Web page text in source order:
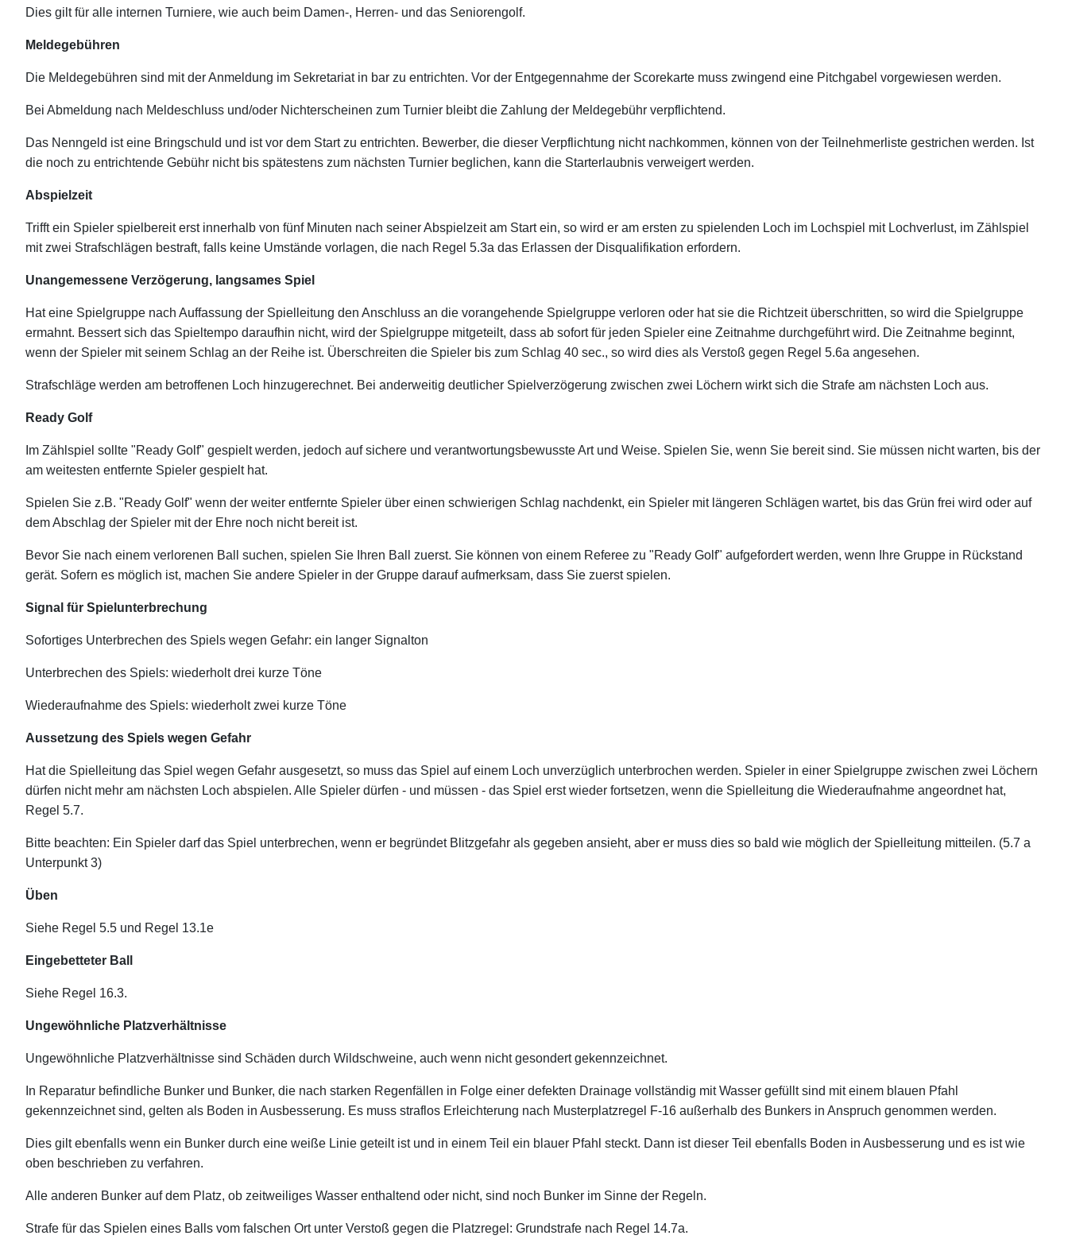
Dies gilt für alle internen Turniere, wie auch beim Damen-, Herren- und das Seniorengolf.
Meldegebühren
Die Meldegebühren sind mit der Anmeldung im Sekretariat in bar zu entrichten. Vor der Entgegennahme der Scorekarte muss zwingend eine Pitchgabel vorgewiesen werden.
Bei Abmeldung nach Meldeschluss und/oder Nichterscheinen zum Turnier bleibt die Zahlung der Meldegebühr verpflichtend.
Das Nenngeld ist eine Bringschuld und ist vor dem Start zu entrichten. Bewerber, die dieser Verpflichtung nicht nachkommen, können von der Teilnehmerliste gestrichen werden. Ist
die noch zu entrichtende Gebühr nicht bis spätestens zum nächsten Turnier beglichen, kann die Starterlaubnis verweigert werden.
Abspielzeit
Trifft ein Spieler spielbereit erst innerhalb von fünf Minuten nach seiner Abspielzeit am Start ein, so wird er am ersten zu spielenden Loch im Lochspiel mit Lochverlust, im Zählspiel
mit zwei Strafschlägen bestraft, falls keine Umstände vorlagen, die nach Regel 5.3a das Erlassen der Disqualifikation erfordern.
Unangemessene Verzögerung, langsames Spiel
Hat eine Spielgruppe nach Auffassung der Spielleitung den Anschluss an die vorangehende Spielgruppe verloren oder hat sie die Richtzeit überschritten, so wird die Spielgruppe
ermahnt. Bessert sich das Spieltempo daraufhin nicht, wird der Spielgruppe mitgeteilt, dass ab sofort für jeden Spieler eine Zeitnahme durchgeführt wird. Die Zeitnahme beginnt,
wenn der Spieler mit seinem Schlag an der Reihe ist. Überschreiten die Spieler bis zum Schlag 40 sec., so wird dies als Verstoß gegen Regel 5.6a angesehen.
Strafschläge werden am betroffenen Loch hinzugerechnet. Bei anderweitig deutlicher Spielverzögerung zwischen zwei Löchern wirkt sich die Strafe am nächsten Loch aus.
Ready Golf
Im Zählspiel sollte "Ready Golf" gespielt werden, jedoch auf sichere und verantwortungsbewusste Art und Weise. Spielen Sie, wenn Sie bereit sind. Sie müssen nicht warten, bis der
am weitesten entfernte Spieler gespielt hat.
Spielen Sie z.B. "Ready Golf" wenn der weiter entfernte Spieler über einen schwierigen Schlag nachdenkt, ein Spieler mit längeren Schlägen wartet, bis das Grün frei wird oder auf
dem Abschlag der Spieler mit der Ehre noch nicht bereit ist.
Bevor Sie nach einem verlorenen Ball suchen, spielen Sie Ihren Ball zuerst. Sie können von einem Referee zu "Ready Golf" aufgefordert werden, wenn Ihre Gruppe in Rückstand
gerät. Sofern es möglich ist, machen Sie andere Spieler in der Gruppe darauf aufmerksam, dass Sie zuerst spielen.
Signal für Spielunterbrechung
Sofortiges Unterbrechen des Spiels wegen Gefahr: ein langer Signalton
Unterbrechen des Spiels: wiederholt drei kurze Töne
Wiederaufnahme des Spiels: wiederholt zwei kurze Töne
Aussetzung des Spiels wegen Gefahr
Hat die Spielleitung das Spiel wegen Gefahr ausgesetzt, so muss das Spiel auf einem Loch unverzüglich unterbrochen werden. Spieler in einer Spielgruppe zwischen zwei Löchern
dürfen nicht mehr am nächsten Loch abspielen. Alle Spieler dürfen - und müssen - das Spiel erst wieder fortsetzen, wenn die Spielleitung die Wiederaufnahme angeordnet hat,
Regel 5.7.
Bitte beachten: Ein Spieler darf das Spiel unterbrechen, wenn er begründet Blitzgefahr als gegeben ansieht, aber er muss dies so bald wie möglich der Spielleitung mitteilen. (5.7 a
Unterpunkt 3)
Üben
Siehe Regel 5.5 und Regel 13.1e
Eingebetteter Ball
Siehe Regel 16.3.
Ungewöhnliche Platzverhältnisse
Ungewöhnliche Platzverhältnisse sind Schäden durch Wildschweine, auch wenn nicht gesondert gekennzeichnet.
In Reparatur befindliche Bunker und Bunker, die nach starken Regenfällen in Folge einer defekten Drainage vollständig mit Wasser gefüllt sind mit einem blauen Pfahl
gekennzeichnet sind, gelten als Boden in Ausbesserung. Es muss straflos Erleichterung nach Musterplatzregel F-16 außerhalb des Bunkers in Anspruch genommen werden.
Dies gilt ebenfalls wenn ein Bunker durch eine weiße Linie geteilt ist und in einem Teil ein blauer Pfahl steckt. Dann ist dieser Teil ebenfalls Boden in Ausbesserung und es ist wie
oben beschrieben zu verfahren.
Alle anderen Bunker auf dem Platz, ob zeitweiliges Wasser enthaltend oder nicht, sind noch Bunker im Sinne der Regeln.
Strafe für das Spielen eines Balls vom falschen Ort unter Verstoß gegen die Platzregel: Grundstrafe nach Regel 14.7a.